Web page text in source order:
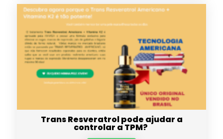
Trans Resveratrol pode ajudar a
controlar a TPM?